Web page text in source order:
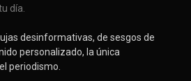
día.
desinformativas, de sesgos de
personalizado, la única
periodismo.